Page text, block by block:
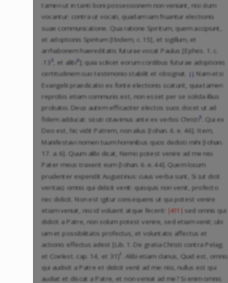
tamen ut in tanti boni possessionem non veniant, nisi dum
vocantur: contra ut vocati, quadam iam fruantur electionis
suae communicatione. Qua ratione Spiritum, quem accipiunt,
et adoptionis Spiritum [Ibidem, c. 15], et sigillum, et
arrhabonem haereditatis futurae vocat Paulus [Ephes. 1. c.
.13
, et alibi4 ]; quia scilicet eorum cordibus futurae adoptionis
certitudinem suo testimonio stabilit et obsignat.
|| Nam etsi
Evangelii praedicatio ex fonte electionis scaturit, quia tamen
reprobis etiam communis est, non esset per se solida illius
probatio. Deus autem efficaciter electos suos docet ut ad
fidem adducat: sicuti citavimus ante ex verbis Christi
. Qui ex
Deo est, hic vidit Patrem, non alius [Iohan. 6. e. 46]. Item,
Manifestavi nomen tuum hominibus quos dedisti mihi [Iohan.
17. a. 6]. Quum alibi dicat, Nemo potest venire ad me nisi
Pater meus traxerit eum [Iohan. 6. e. 44]. Quem locum
prudenter expendit Augustinus: cuius verba sunt, Si (ut dicit
veritas) omnis qui didicit venit: quisquis non venit, profecto
nec didicit. Non est igitur consequens ut qui potest venire
etiam veniat, nisi id voluerit atque fecerit:
|411| sed omnis qui
didicit a Patre, non solum potest venire, sed etiam venit; ubi
iam et possibilitatis profectus, et voluntatis affectus et
actionis effectus adest [Lib. 1. De gratia Christi contra Pelag.
et Coelest. cap. 14, et 31]
. Alibi etiam clarius, Quid est, omnis
qui audivit a Patre et didicit venit ad me: nisi, nullus est qui
audiat et discat a Patre, et non veniat ad me? Si enim omnis